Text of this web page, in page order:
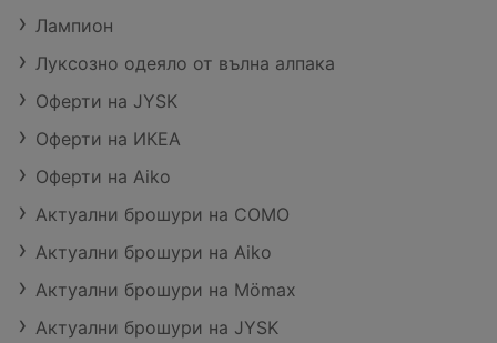
Лампион
Луксозно одеяло от вълна алпака
Оферти на JYSK
Оферти на ИКЕА
Оферти на Aiko
Актуални брошури на COMO
Актуални брошури на Aiko
Актуални брошури на Mömax
Актуални брошури на JYSK